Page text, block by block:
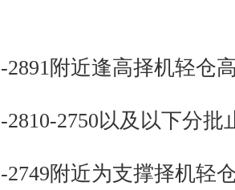
附近逢高择机轻仓
2750以及以下分批
附近为支撑择机轻